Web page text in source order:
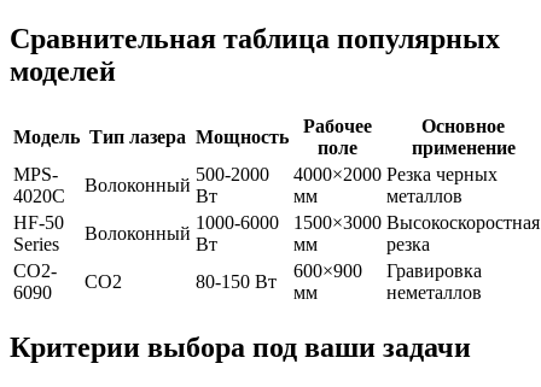
Сравнительная таблица популярных
моделей
Модель Тип лазера Мощность
Рабочее
поле
Основное
применение
MPS-
4020C
Волоконный
500-2000
Вт
4000×2000
мм
Резка черных
металлов
HF-50
Series
Волоконный
1000-6000
Вт
1500×3000
мм
Высокоскоростная
резка
CO2-
6090
CO2 80-150 Вт
600×900
мм
Гравировка
неметаллов
Критерии выбора под ваши задачи